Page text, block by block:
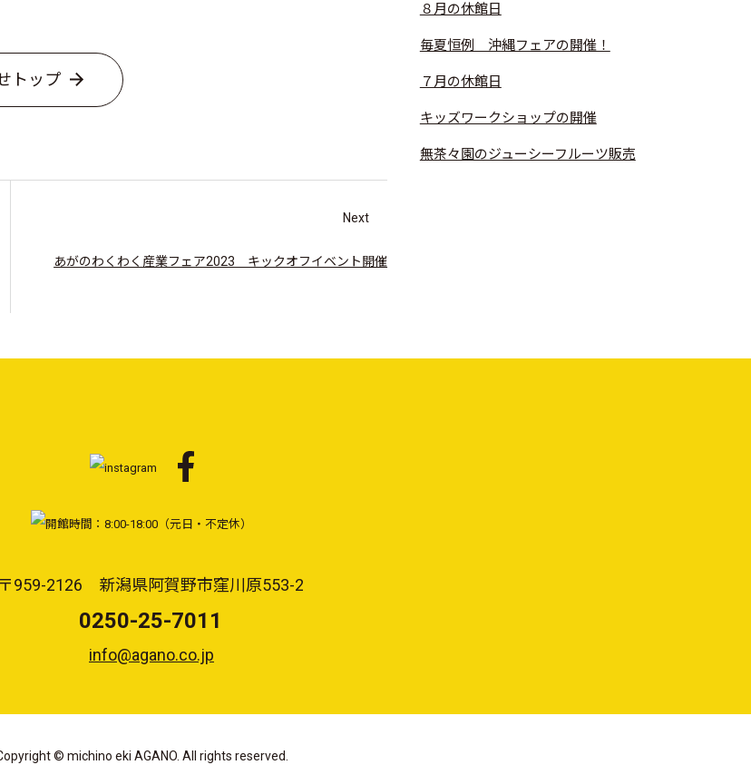
トップ
Next
あがのわくわく産業フェア2023 キックオフイベント開催
８月の休館日
毎夏恒例 沖縄フェアの開催！
７月の休館日
キッズワークショップの開催
無茶々園のジューシーフルーツ販売
〒959-2126 新潟県阿賀野市窪川原553-2
0250-25-7011
info@agano.co.jp
© michino eki AGANO. All rights reserved.